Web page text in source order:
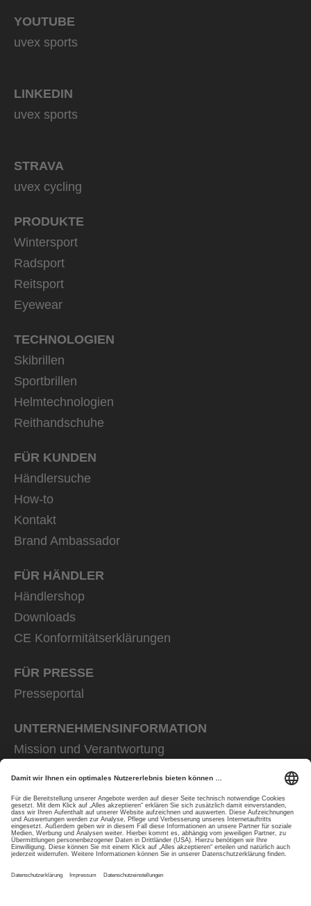
YOUTUBE
uvex sports
LINKEDIN
uvex sports
STRAVA
uvex cycling
PRODUKTE
Wintersport
Radsport
Reitsport
Eyewear
TECHNOLOGIEN
Skibrillen
Sportbrillen
Helmtechnologien
Reithandschuhe
FÜR KUNDEN
Händlersuche
How-to
Kontakt
Brand Ambassador
FÜR HÄNDLER
Händlershop
Downloads
CE Konformitätserklärungen
FÜR PRESSE
Presseportal
UNTERNEHMENS­INFORMATION
Mission und Verantwortung
Rainer Winter Stiftung
Karriere
Datenschutz